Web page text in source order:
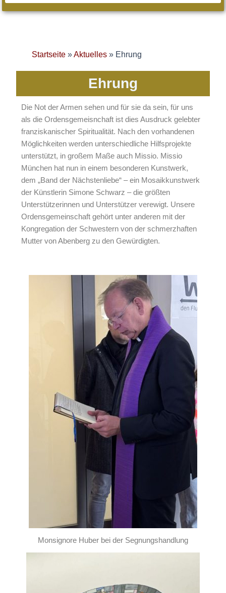
Startseite »Aktuelles » Ehrung
Ehrung
Die Not der Armen sehen und für sie da sein, für uns
als die Ordensgemeisnchaft ist dies Ausdruck gelebter
franziskanischer Spiritualität. Nach den vorhandenen
Möglichkeiten werden unterschiedliche Hilfsprojekte
unterstützt, in großem Maße auch Missio. Missio
München hat nun in einem besonderen Kunstwerk,
dem „Band der Nächstenliebe“ – ein Mosaikkunstwerk
der Künstlerin Simone Schwarz – die größten
Unterstützerinnen und Unterstützer verewigt. Unsere
Ordensgemeinschaft gehört unter anderen mit der
Kongregation der Schwestern von der schmerzhaften
Mutter von Abenberg zu den Gewürdigten.
Monsignore Huber bei der Segnungshandlung